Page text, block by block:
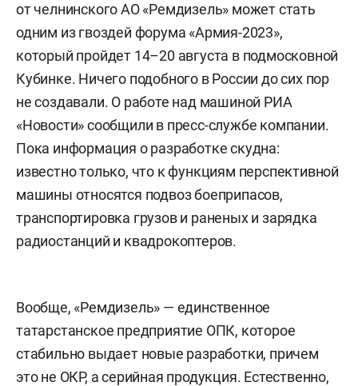
от челнинского АО «Ремдизель» может стать
одним из гвоздей форума «Армия-2023»,
который пройдет 14–20 августа в подмосковной
Кубинке. Ничего подобного в России до сих пор
не создавали. О работе над машиной РИА
«Новости» сообщили в пресс-службе компании.
Пока информация о разработке скудна:
известно только, что к функциям перспективной
машины относятся подвоз боеприпасов,
транспортировка грузов и раненых и зарядка
радиостанций и квадрокоптеров.
Вообще, «Ремдизель» — единственное
татарстанское предприятие ОПК, которое
стабильно выдает новые разработки, причем
это не ОКР, а серийная продукция. Естественно,